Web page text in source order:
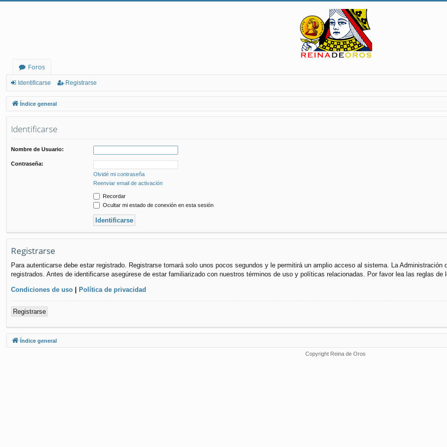
Foros
Identificarse Registrarse
Índice general
Identificarse
Nombre de Usuario:
Contraseña:
Olvidé mi contraseña
Reenviar email de activación
Recordar
Ocultar mi estado de conexión en esta sesión
Registrarse
Para autenticarse debe estar registrado. Registrarse tomará solo unos pocos segundos y le permitirá un amplio acceso al sistema. La
registrados. Antes de identificarse asegúrese de estar familiarizado con nuestros términos de uso y políticas relacionadas. Por favor lea las reglas de
Condiciones de uso | Política de privacidad
Registrarse
Índice general
Copyright Reina de Oros